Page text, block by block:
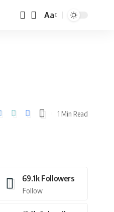
Font
Aa
1 Min Read
69.1k Followers
Follow